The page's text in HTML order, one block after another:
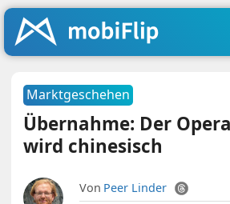
Marktgeschehen
Übernahme: Der
wird chinesisch
Von Peer Linder